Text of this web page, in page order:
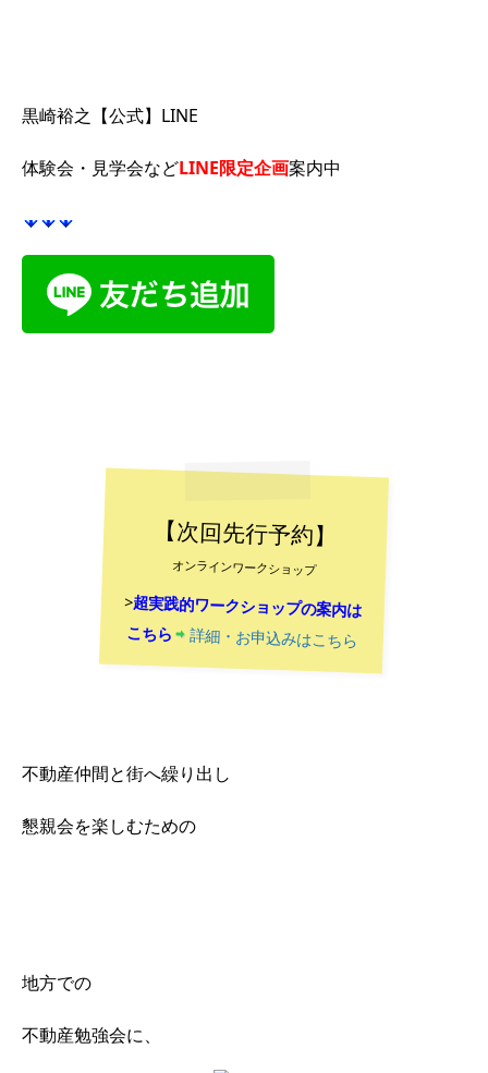
黒崎裕之【公式】LINE
体験会・見学会などLINE限定企画案内中
【次回先行予約】
オンラインワークショップ
>超実践的ワークショップの案内は
こちら 詳細・お申込みはこちら
不動産仲間と街へ繰り出し
懇親会を楽しむための
地方での
不動産勉強会に、